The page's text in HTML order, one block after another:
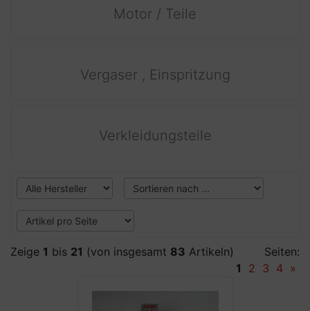
Motor / Teile
Vergaser , Einspritzung
Verkleidungsteile
Zeige 1 bis 21 (von insgesamt 83 Artikeln)
Seiten:
1
2 3 4 »